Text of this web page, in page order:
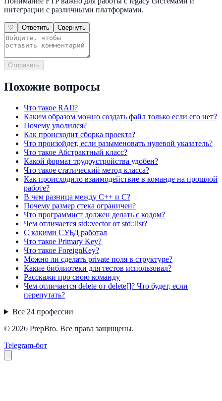
интеграции с различными платформами.
♡ Ответить Свернуть
Отправить
Похожие вопросы
Что такое RAII?
Каким образом можно создать файл только если его нет?
Почему уволился?
Как происходит сборка проекта?
Что произойдет, если разыменовать нулевой указатель?
Что такое Абстрактный класс?
Какой формат трудоустройства удобен?
Что такое статический метод класса?
Как происходило взаимодействие в команде на прошлой
работе?
В чем разница между C++ и C?
Почему размер стека ограничен?
Что программист должен делать с кодом?
Чем отличается std::vector от std::list?
С какими СУБД работал
Что такое Primary Key?
Что такое ForeignKey?
Можно ли сделать private поля в структуре?
Какие библиотеки для тестов использовал?
Расскажи про свою команду
Чем отличается delete от delete[]? Что будет, если
перепутать?
Все 24 профессии
© 2026 PrepBro. Все права защищены.
Telegram-бот